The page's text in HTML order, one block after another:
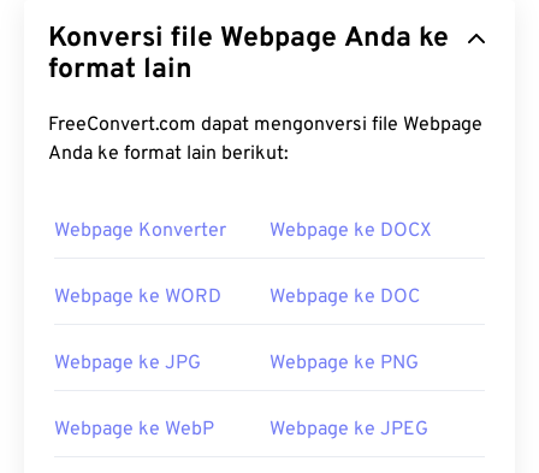
Konversi file Webpage Anda ke
format lain
FreeConvert.com dapat mengonversi file Webpage
Anda ke format lain berikut:
Webpage Konverter Webpage ke DOCX
Webpage ke WORD Webpage ke DOC
Webpage ke JPG Webpage ke PNG
Webpage ke WebP Webpage ke JPEG